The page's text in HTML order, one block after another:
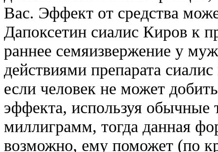
Вас. Эффект от средства
Дапоксетин сиалис Киров к
раннее семяизвержение у
действиями препарата
если человек не может
эффекта, используя обычные
миллиграмм, тогда данная
возможно, ему поможет (по